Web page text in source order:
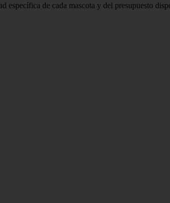
específica de cada mascota y del presupuesto